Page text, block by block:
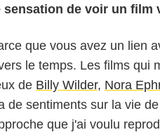
sensation de voir un film
que vous avez un lien
le temps. Les films qui
de Billy Wilder, Nora
de sentiments sur la vie
que j'ai voulu